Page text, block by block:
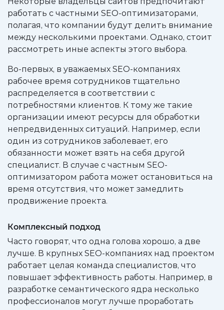
работать с частными SEO-оптимизаторами,
полагая, что компании будут делить внимание
между несколькими проектами. Однако, стоит
рассмотреть иные аспекты этого выбора.
Во-первых, в уважаемых SEO-компаниях
рабочее время сотрудников тщательно
распределяется в соответствии с
потребностями клиентов. К тому же такие
организации имеют ресурсы для обработки
непредвиденных ситуаций. Например, если
один из сотрудников заболевает, его
обязанности может взять на себя другой
специалист. В случае с частным SEO-
оптимизатором работа может остановиться на
время отсутствия, что может замедлить
продвижение проекта.
Комплексный подход
Часто говорят, что одна голова хорошо, а две
лучше. В крупных SEO-компаниях над проектом
работает целая команда специалистов, что
повышает эффективность работы. Например, в
разработке семантического ядра несколько
профессионалов могут лучше проработать